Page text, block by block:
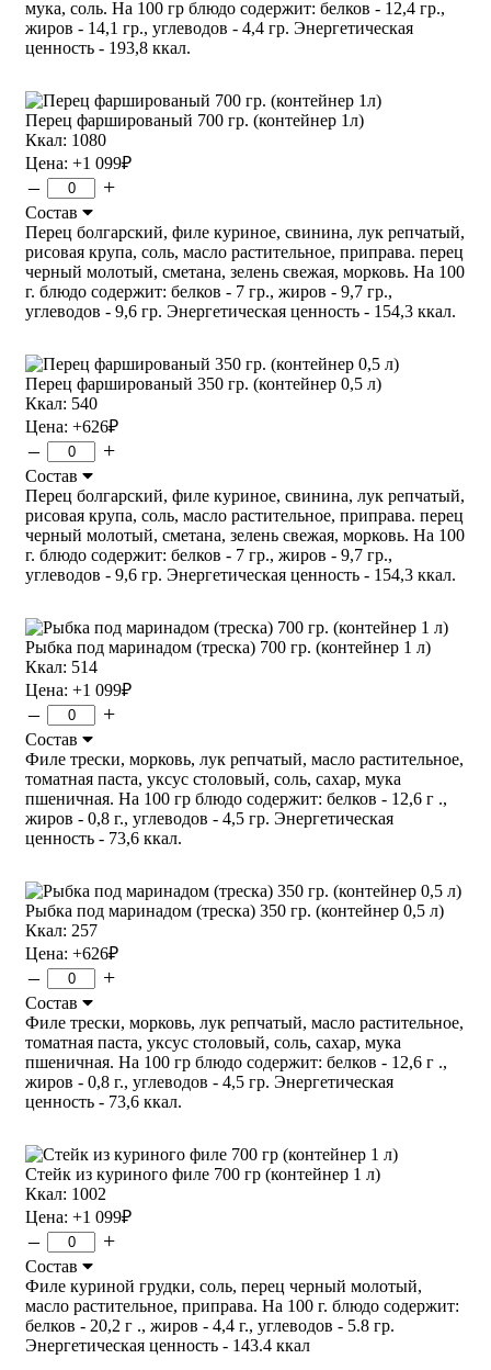
мука, соль. На 100 гр блюдо содержит: белков - 12,4 гр.,
жиров - 14,1 гр., углеводов - 4,4 гр. Энергетическая
ценность - 193,8 ккал.
Перец фаршированый 700 гр. (контейнер 1л)
Ккал: 1080
Цена: +1 099₽
– +
Состав
Перец болгарский, филе куриное, свинина, лук репчатый,
рисовая крупа, соль, масло растительное, приправа. перец
черный молотый, сметана, зелень свежая, морковь. На 100
г. блюдо содержит: белков - 7 гр., жиров - 9,7 гр.,
углеводов - 9,6 гр. Энергетическая ценность - 154,3 ккал.
Перец фаршированый 350 гр. (контейнер 0,5 л)
Ккал: 540
Цена: +626₽
– +
Состав
Перец болгарский, филе куриное, свинина, лук репчатый,
рисовая крупа, соль, масло растительное, приправа. перец
черный молотый, сметана, зелень свежая, морковь. На 100
г. блюдо содержит: белков - 7 гр., жиров - 9,7 гр.,
углеводов - 9,6 гр. Энергетическая ценность - 154,3 ккал.
Рыбка под маринадом (треска) 700 гр. (контейнер 1 л)
Ккал: 514
Цена: +1 099₽
– +
Состав
Филе трески, морковь, лук репчатый, масло растительное,
томатная паста, уксус столовый, соль, сахар, мука
пшеничная. На 100 гр блюдо содержит: белков - 12,6 г .,
жиров - 0,8 г., углеводов - 4,5 гр. Энергетическая
ценность - 73,6 ккал.
Рыбка под маринадом (треска) 350 гр. (контейнер 0,5 л)
Ккал: 257
Цена: +626₽
– +
Состав
Филе трески, морковь, лук репчатый, масло растительное,
томатная паста, уксус столовый, соль, сахар, мука
пшеничная. На 100 гр блюдо содержит: белков - 12,6 г .,
жиров - 0,8 г., углеводов - 4,5 гр. Энергетическая
ценность - 73,6 ккал.
Стейк из куриного филе 700 гр (контейнер 1 л)
Ккал: 1002
Цена: +1 099₽
– +
Состав
Филе куриной грудки, соль, перец черный молотый,
масло растительное, приправа. На 100 г. блюдо содержит:
белков - 20,2 г ., жиров - 4,4 г., углеводов - 5.8 гр.
Энергетическая ценность - 143.4 ккал